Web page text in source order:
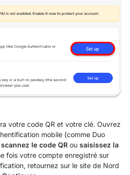
votre code QR et votre clé. Ouvrez
mobile (comme Duo
scannez le code QR ou saisissez la
fois votre compte enregistré sur
retournez sur le site de Nord